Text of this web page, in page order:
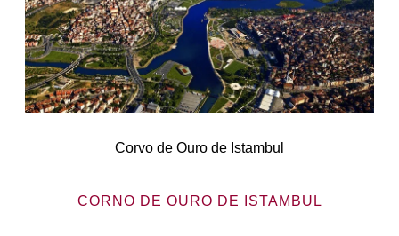
Corvo de Ouro de Istambul
CORNO DE OURO DE ISTAMBUL